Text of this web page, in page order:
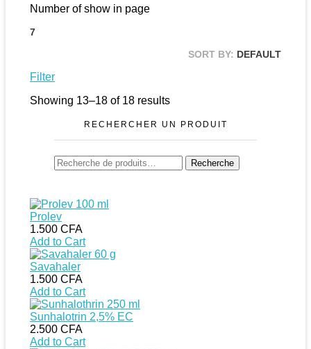
Number of show in page
7
SORT BY: DEFAULT
Filter
Showing 13–18 of 18 results
RECHERCHER UN PRODUIT
Recherche
pour :
Recherche
Prolev
1.500 CFA
Add to Cart
Savahaler
1.500 CFA
Add to Cart
Sunhalotrin 2,5% EC
2.500 CFA
Add to Cart